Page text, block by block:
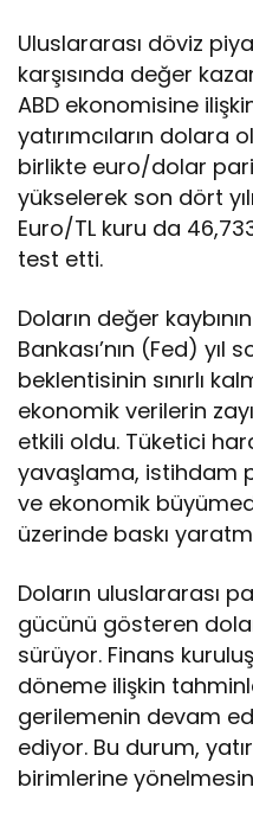
Uluslararası döviz
karşısında değer
ABD ekonomisine
yatırımcıların dolara
birlikte euro/dolar
yükselerek son dört
Euro/TL kuru da
test etti.
Doların değer
Bankası’nın (Fed)
beklentisinin sınırlı
ekonomik verilerin
etkili oldu. Tüketici
yavaşlama, istihdam
ve ekonomik
üzerinde baskı
Doların uluslararası
gücünü gösteren
sürüyor. Finans
döneme ilişkin
gerilemenin devam
ediyor. Bu durum,
birimlerine